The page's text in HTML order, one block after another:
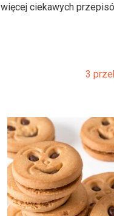
ciekawych
3